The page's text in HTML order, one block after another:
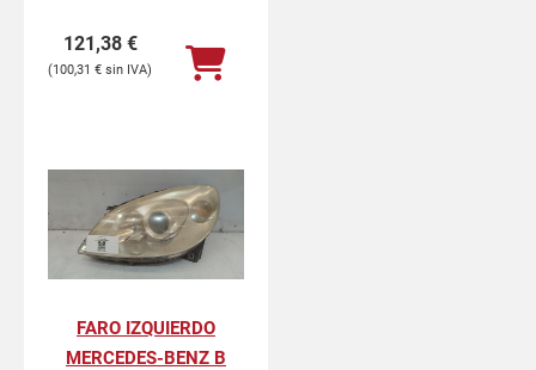
121,38 €
100,31 €
FARO IZQUIERDO
MERCEDES-BENZ B